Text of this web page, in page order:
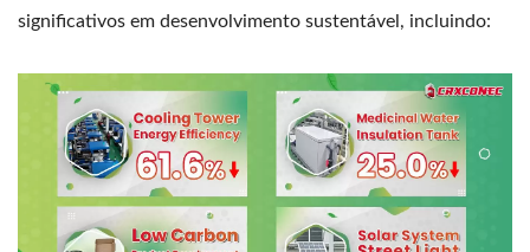
significativos em desenvolvimento sustentável, incluindo: